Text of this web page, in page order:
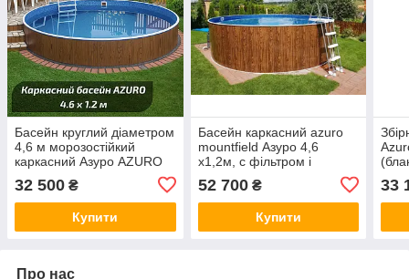
Басейн круглий діаметром
4,6 м морозостійкий
каркасний Азуро AZURO
Mountfield Чехія 402DL без
обладнання
32 500 ₴
Купити
Басейн каркасний azuro
mountfield Азуро 4,6
х1,2м, c фільтром і
52 700₴
Купити
33
Про нас